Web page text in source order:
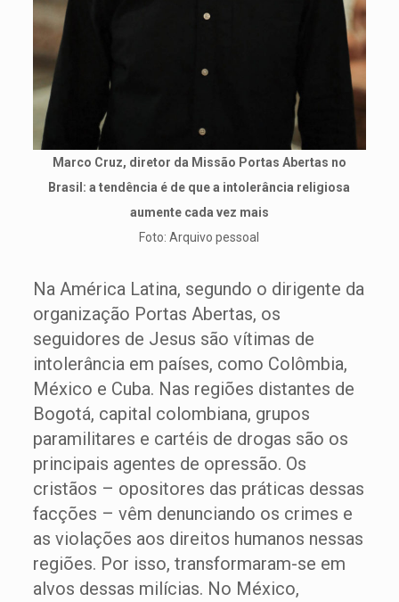
Marco Cruz, diretor da Missão Portas Abertas no
Brasil: a tendência é de que a intolerância religiosa
aumente cada vez mais
Foto: Arquivo pessoal
Na América Latina, segundo o dirigente da
organização Portas Abertas, os
seguidores de Jesus são vítimas de
intolerância em países, como Colômbia,
México e Cuba. Nas regiões distantes de
Bogotá, capital colombiana, grupos
paramilitares e cartéis de drogas são os
principais agentes de opressão. Os
cristãos – opositores das práticas dessas
facções – vêm denunciando os crimes e
as violações aos direitos humanos nessas
regiões. Por isso, transformaram-se em
alvos dessas milícias. No México,